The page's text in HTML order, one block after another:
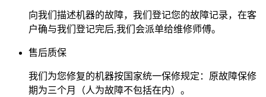
向我们描述机器的故障，我们登记您的故障记录，在客
户确与我们登记完后,我们会派单给维修师傅。
售后质保
我们为您修复的机器按国家统一保修规定：原故障保修
期为三个月（人为故障不包括在内）。